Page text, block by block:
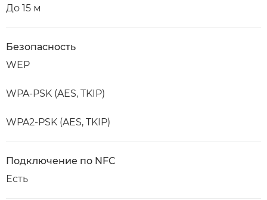
До 15 м
Безопасность
WEP
WPA-PSK (AES, TKIP)
WPA2-PSK (AES, TKIP)
Подключение по NFC
Есть